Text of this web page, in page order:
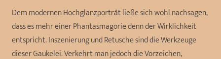
Dem modernen Hochglanzporträt ließe sich wohl nachsagen,
dass es mehr einer Phantasmagorie denn der Wirklichkeit
entspricht. Inszenierung und Retusche sind die Werkzeuge
dieser Gaukelei. Verkehrt man jedoch die Vorzeichen,